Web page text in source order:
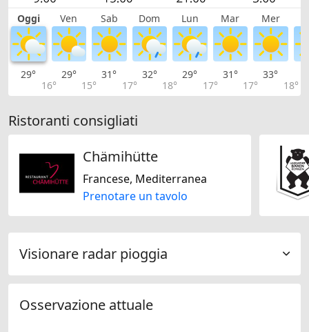
Oggi Ven Sab Dom Lun Mar Mer
29°
16°
29°
15°
31°
17°
32°
18°
29°
17°
31°
17°
33°
18°
Ristoranti consigliati
Chämihütte
Francese, Mediterranea
Prenotare un tavolo
Visionare radar pioggia
Osservazione attuale